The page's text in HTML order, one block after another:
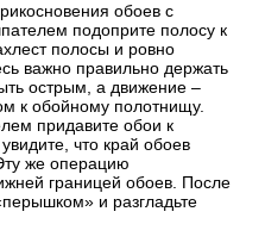
обоев с
подоприте полосу к
полосы и ровно
важно правильно держать
острым, а движение –
к обойному полотнищу.
придавите обои к
что край обоев
же операцию
границей обоев. После
и разгладьте